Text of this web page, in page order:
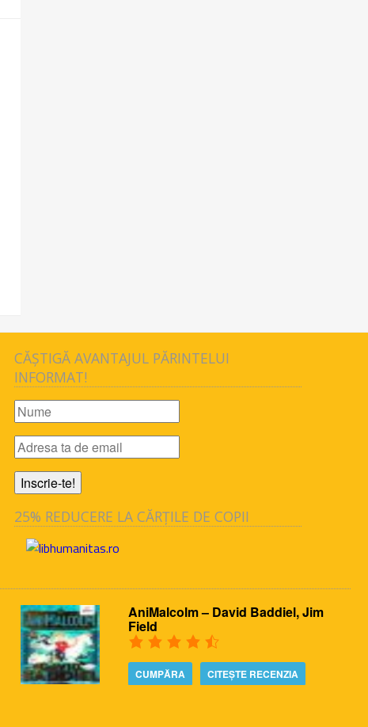
CĂȘTIGĂ AVANTAJUL PĂRINTELUI
INFORMAT!
25% REDUCERE LA CĂRȚILE DE COPII
AniMalcolm – David Baddiel, Jim
Field
CUMPĂRA CITEȘTE RECENZIA